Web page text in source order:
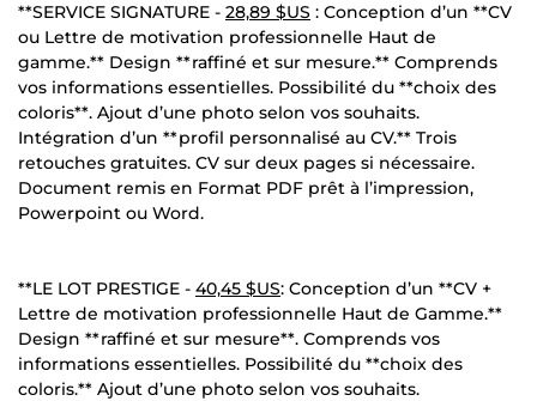
**SERVICE SIGNATURE - 28,89 $US : Conception d’un **CV
ou Lettre de motivation professionnelle Haut de
gamme.** Design **raffiné et sur mesure.** Comprends
vos informations essentielles. Possibilité du **choix des
coloris**. Ajout d’une photo selon vos souhaits.
Intégration d’un **profil personnalisé au CV.** Trois
retouches gratuites. CV sur deux pages si nécessaire.
Document remis en Format PDF prêt à l’impression,
Powerpoint ou Word.
**LE LOT PRESTIGE - 40,45 $US: Conception d’un **CV +
Lettre de motivation professionnelle Haut de Gamme.**
Design **raffiné et sur mesure**. Comprends vos
informations essentielles. Possibilité du **choix des
coloris.** Ajout d’une photo selon vos souhaits.